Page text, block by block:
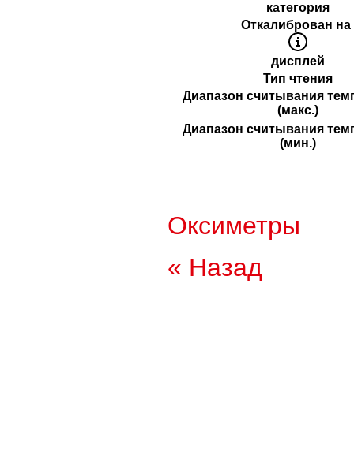
категория
Откалиброван на
дисплей
Тип чтения
Диапазон считывания
(макс.)
Диапазон считывания
(мин.)
Оксиметры
« Назад